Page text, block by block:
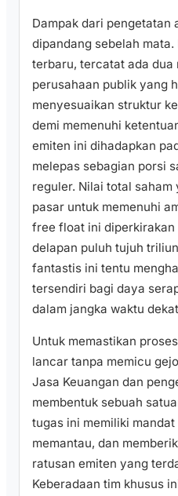
Dampak dari pengetatan
dipandang sebelah
terbaru, tercatat ada dua
perusahaan publik yang
menyesuaikan struktur
demi memenuhi
emiten ini dihadapkan
melepas sebagian porsi
reguler. Nilai total
pasar untuk memenuhi
free float ini
delapan puluh tujuh
fantastis ini tentu
tersendiri bagi daya
dalam jangka waktu
Untuk memastikan
lancar tanpa memicu
Jasa Keuangan dan
membentuk sebuah
tugas ini memiliki
memantau, dan
ratusan emiten yang
Keberadaan tim khusus